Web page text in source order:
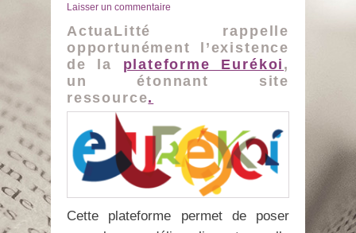
le
Laisser un commentaire
ActuaLitté rappelle
opportunément l’existence
de la plateforme Eurékoi ,
un étonnant site
ressource.
Cette plateforme permet de poser